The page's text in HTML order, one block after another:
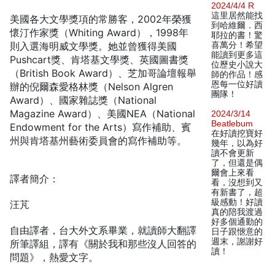
美國各大文學獎項的常勝客，2002年榮獲
懷汀作家獎（Whiting Award），1998年
則入選海明威文學獎。她並曾獲得美國
Pushcart獎、肯塔基文學獎、英國圖書獎
（British Book Award）、芝加哥論壇報舉
辦的倪爾森愛格林獎（Nelson Algren
Award）、國家雜誌獎（National
Magazine Award）、美國NEA（National
Endowment for the Arts）寫作補助、賓
州與肯塔基州藝術委員會的寫作補助等。
譯者簡介：
汪芃
自由譯者，台大外文系畢業，就讀師大翻譯
所筆譯組，譯有《關於我和那些沒人回答的
問題》，熱愛文字。
2024/4/4 R
這里居然能找
到哈維爾．西
耶拉的書！驚
喜萬分！希望
能讀到更多這
位歷史小說大
師的作品！感
恩每一位好讀
團隊！
2024/3/14
Beatlebum
在好讀挖寶好
幾年，以為好
讀不會更新
了，但還是偶
爾會上來看
看，沒想到又
有新書了，超
級感動！好讀
真的陪我渡過
好多個通勤的
日子跟愜意的
週末，謝謝好
讀！